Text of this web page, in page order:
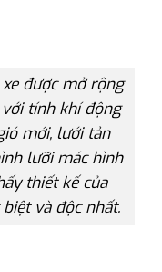
được mở rộng
tính khí động
mới, lưới tản
lưỡi mác hình
thiết kế của
và độc nhất.